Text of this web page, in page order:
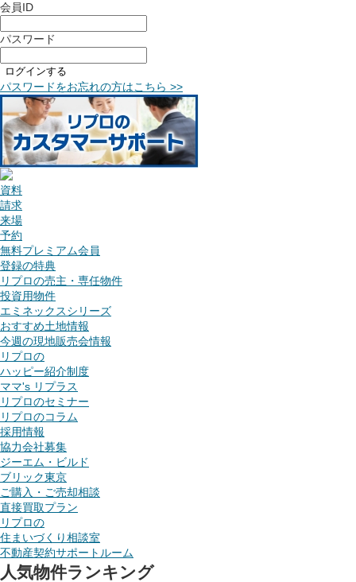
会員ID
パスワード
ログインする
パスワードをお忘れの方はこちら >>
資料
請求
来場
予約
無料プレミアム会員
登録の特典
リプロの売主・専任物件
投資用物件
エミネックスシリーズ
おすすめ土地情報
今週の現地販売会情報
リプロの
ハッピー紹介制度
ママ's リプラス
リプロのセミナー
リプロのコラム
採用情報
協力会社募集
ジーエム・ビルド
ブリック東京
ご購入・ご売却相談
直接買取プラン
リプロの
住まいづくり相談室
不動産契約サポートルーム
人気物件ランキング